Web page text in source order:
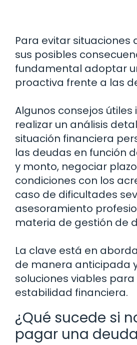
Para evitar situaciones
sus posibles
fundamental adoptar
proactiva frente a las
Algunos consejos útiles
realizar un análisis
situación financiera
las deudas en función
y monto, negociar
condiciones con los
caso de dificultades
asesoramiento
materia de gestión de
La clave está en
de manera anticipada
soluciones viables
estabilidad financiera.
¿Qué sucede si
pagar una